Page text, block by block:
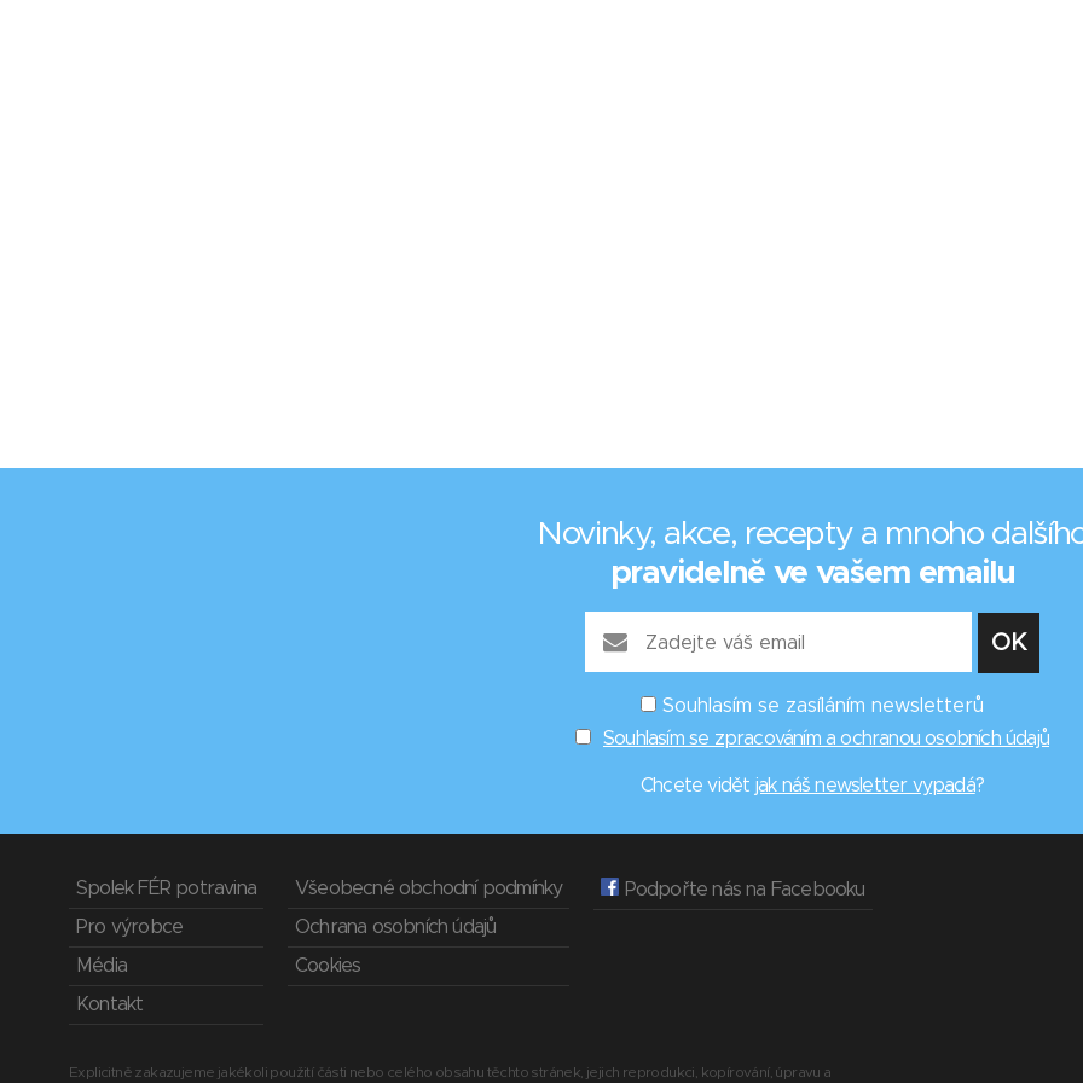
Novinky, akce, recepty a mnoho
pravidelně ve vašem emailu
Souhlasím se zasíláním newsletterů
Souhlasím se zpracováním a ochranou osobních údajů
Chcete vidět jak náš newsletter vypadá?
Spolek FÉR potravina
Pro výrobce
Média
Kontakt
Všeobecné obchodní podmínky
Ochrana osobních údajů
Cookies
Podpořte nás na Facebooku
Explicitně zakazujeme jakékoli použití části nebo celého obsahu těchto stránek, jejich reprodukci, kopírování, úpravu a